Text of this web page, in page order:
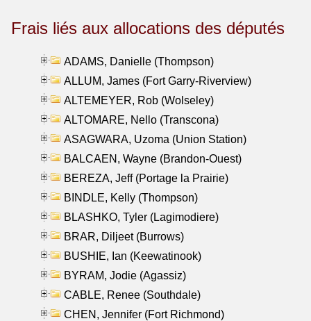
Frais liés aux allocations des députés
ADAMS, Danielle (Thompson)
ALLUM, James (Fort Garry-Riverview)
ALTEMEYER, Rob (Wolseley)
ALTOMARE, Nello (Transcona)
ASAGWARA, Uzoma (Union Station)
BALCAEN, Wayne (Brandon-Ouest)
BEREZA, Jeff (Portage la Prairie)
BINDLE, Kelly (Thompson)
BLASHKO, Tyler (Lagimodiere)
BRAR, Diljeet (Burrows)
BUSHIE, Ian (Keewatinook)
BYRAM, Jodie (Agassiz)
CABLE, Renee (Southdale)
CHEN, Jennifer (Fort Richmond)